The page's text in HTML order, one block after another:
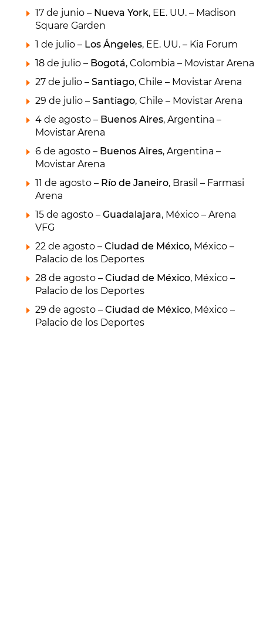
17 de junio – Nueva York, EE. UU. – Madison
Square Garden
1 de julio – Los Ángeles, EE. UU. – Kia Forum
18 de julio – Bogotá, Colombia – Movistar Arena
27 de julio – Santiago, Chile – Movistar Arena
29 de julio – Santiago, Chile – Movistar Arena
4 de agosto – Buenos Aires, Argentina –
Movistar Arena
6 de agosto – Buenos Aires, Argentina –
Movistar Arena
11 de agosto – Río de Janeiro, Brasil – Farmasi
Arena
15 de agosto – Guadalajara, México – Arena
VFG
22 de agosto – Ciudad de México, México –
Palacio de los Deportes
28 de agosto – Ciudad de México, México –
Palacio de los Deportes
29 de agosto – Ciudad de México, México –
Palacio de los Deportes